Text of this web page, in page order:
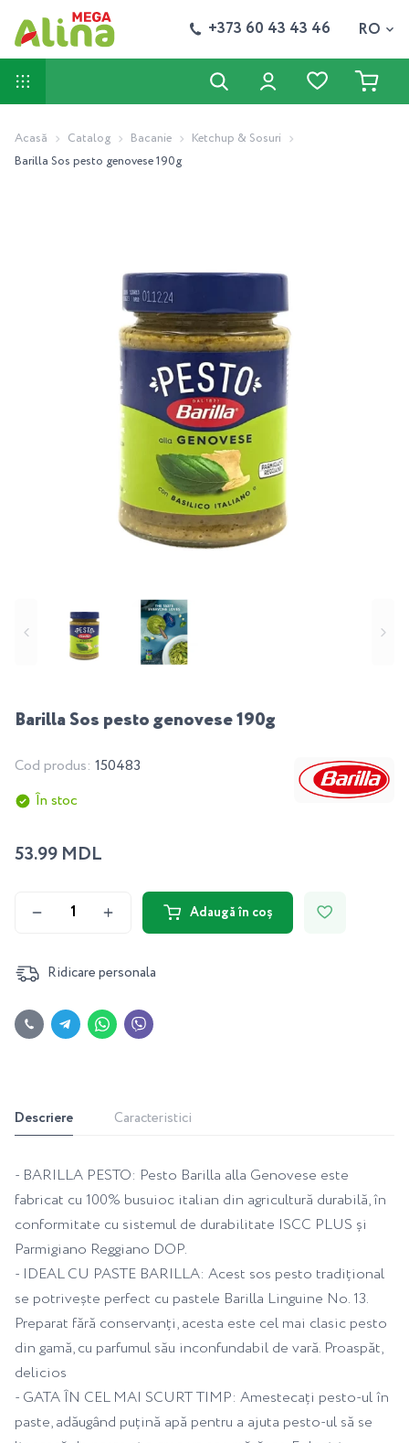
+373 60 43 43 46 RO
Acasă Catalog Bacanie
Ketchup & Sosuri
Barilla Sos pesto genovese 190g
Barilla Sos pesto genovese 190g
Cod produs: 150483
În stoc
53.99 MDL
Adaugă în coș
Ridicare personala
Descriere Caracteristici
- BARILLA PESTO: Pesto Barilla alla Genovese este
fabricat cu 100% busuioc italian din agricultură durabilă, în
conformitate cu sistemul de durabilitate ISCC PLUS și
Parmigiano Reggiano DOP.
- IDEAL CU PASTE BARILLA: Acest sos pesto tradițional
se potrivește perfect cu pastele Barilla Linguine No. 13.
Preparat fără conservanți, acesta este cel mai clasic pesto
din gamă, cu parfumul său inconfundabil de vară. Proaspăt,
delicios
- GATA ÎN CEL MAI SCURT TIMP: Amestecați pesto-ul în
paste, adăugând puțină apă pentru a ajuta pesto-ul să se